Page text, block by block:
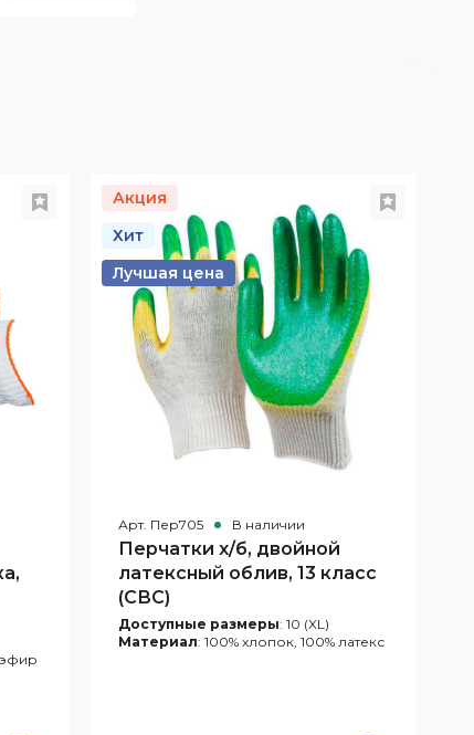
Акция
Хит
Лучшая цена
Арт. Пер705 В наличии
Перчатки х/б, двойной
латексный облив, 13 класс
(СВС)
Доступные размеры: 10 (XL)
Материал: 100% хлопок, 100% латекс